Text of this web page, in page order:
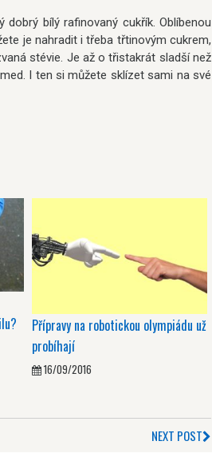
bílý rafinovaný cukřík. Oblíbenou
je nahradit i třeba třtinovým cukrem,
stévie. Je až o třistakrát sladší než
I ten si můžete sklízet sami na své
Přípravy na robotickou olympiádu už
probíhají
16/09/2016
NEXT POST